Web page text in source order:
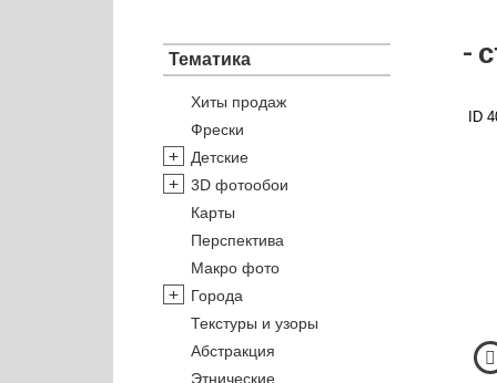
Тематика
Хиты продаж
Фрески
Детские
3D фотообои
Карты
Перспектива
Макро фото
Города
Текстуры и узоры
Абстракция
Этнические
-
ID